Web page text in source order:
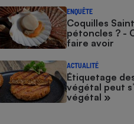
ENQUÊTE
Coquilles
pétoncles ? -
faire avoir
ACTUALITÉ
Étiquetage
végétal peut
végétal »